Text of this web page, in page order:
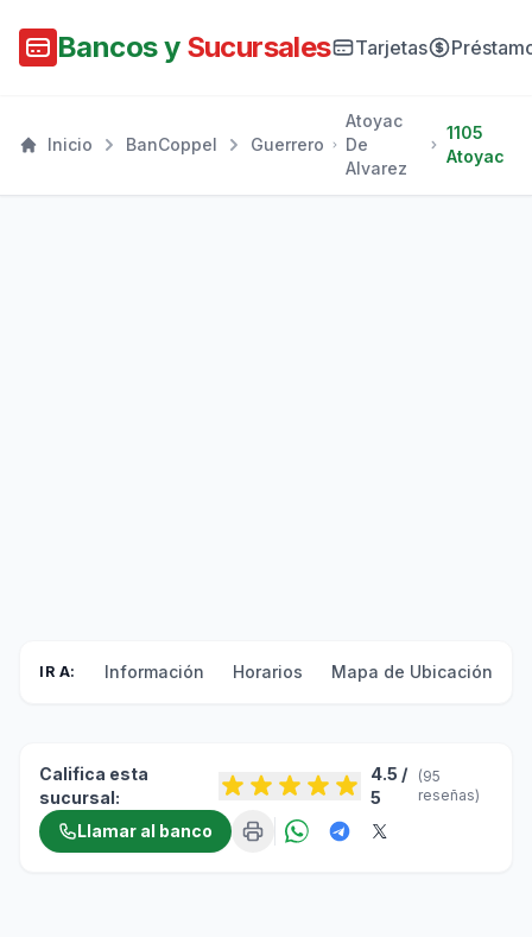
Bancos y Sucursales Tarjetas
Inicio BanCoppel Guerrero
Atoyac
De
Alvarez
1105
Atoyac
IR A: Información Horarios Mapa de Ubicación
Califica esta
sucursal:
4.5 /
5
(95
reseñas)
Llamar al banco